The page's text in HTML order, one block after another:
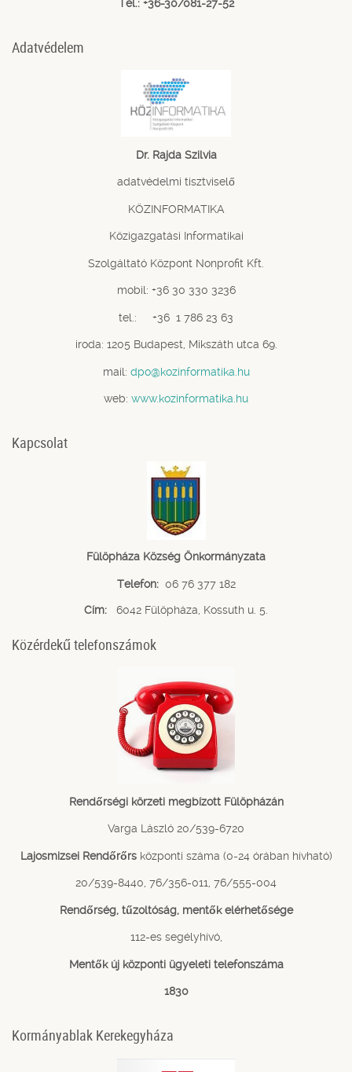
Tel.: +36-30/081-27-52
Adatvédelem
Dr. Rajda Szilvia
adatvédelmi tisztviselő
KÖZINFORMATIKA
Közigazgatási Informatikai
Szolgáltató Központ Nonprofit Kft.
mobil: +36 30 330 3236
tel.: +36 1 786 23 63
iroda: 1205 Budapest, Mikszáth utca 69.
mail: dpo@kozinformatika.hu
web: www.kozinformatika.hu
Kapcsolat
Fülöpháza Község Önkormányzata
Telefon: 06 76 377 182
Cím: 6042 Fülöpháza, Kossuth u. 5.
Közérdekű telefonszámok
Rendőrségi körzeti megbízott Fülöpházán
Varga László 20/539-6720
Lajosmizsei Rendőrőrsközponti száma (0-24 órában hívható)
20/539-8440, 76/356-011, 76/555-004
Rendőrség, tűzoltóság, mentők elérhetősége
112-es segélyhívó,
Mentők új központi ügyeleti telefonszáma
1830
Kormányablak Kerekegyháza